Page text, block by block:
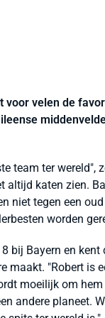
velen de
team ter wereld",
altijd katen zien.
niet tegen een
worden
bij Bayern en
maakt. "Robert is
moeilijk om
andere planeet.